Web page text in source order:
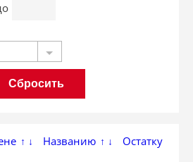
Сбросить
↑ ↓ Названию ↑ ↓ Остатку